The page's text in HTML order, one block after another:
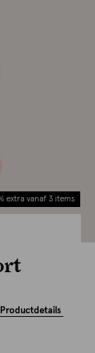
extra vanaf 3 items
Productdetails